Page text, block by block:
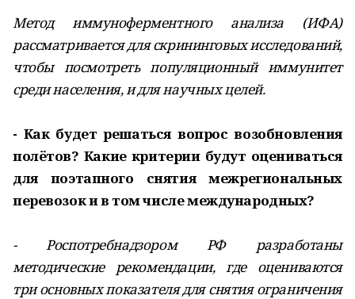
Метод иммуноферментного анализа (ИФА)
рассматривается для скрининговых исследований,
чтобы посмотреть популяционный иммунитет
среди населения, и для научных целей.
- Как будет решаться вопрос возобновления
полётов? Какие критерии будут оцениваться
для поэтапного снятия межрегиональных
перевозок и в том числе международных?
- Роспотребнадзором РФ разработаны
методические рекомендации, где оцениваются
три основных показателя для снятия ограничения